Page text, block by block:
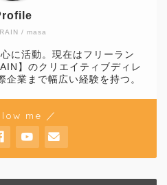
/ masa
に活動。現在はフリーラン
】のクリエイティブディレ
企業まで幅広い経験を持つ。
me ／